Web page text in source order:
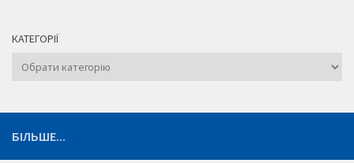
КАТЕГОРІЇ
Категорії
БІЛЬШЕ...